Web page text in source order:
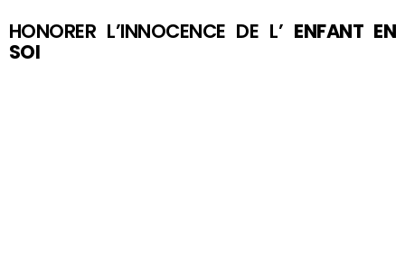
HONORER L’INNOCENCE DE L’ ENFANT EN
SOI